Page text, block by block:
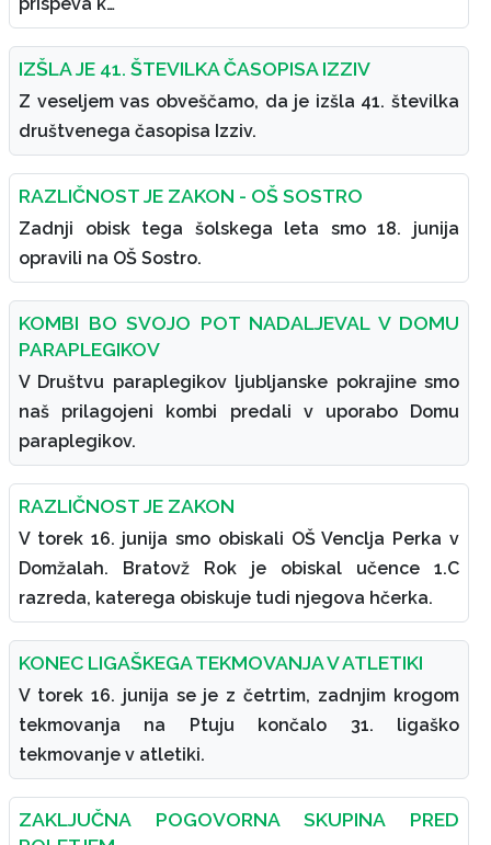
IZŠLA JE 41. ŠTEVILKA ČASOPISA IZZIV
Z veseljem vas obveščamo, da je izšla 41. številka
društvenega časopisa Izziv.
RAZLIČNOST JE ZAKON - OŠ SOSTRO
Zadnji obisk tega šolskega leta smo 18. junija
opravili na OŠ Sostro.
KOMBI BO SVOJO POT NADALJEVAL V DOMU
PARAPLEGIKOV
V Društvu paraplegikov ljubljanske pokrajine smo
naš prilagojeni kombi predali v uporabo Domu
paraplegikov.
RAZLIČNOST JE ZAKON
V torek 16. junija smo obiskali OŠ Venclja Perka v
Domžalah. Bratovž Rok je obiskal učence 1.C
razreda, katerega obiskuje tudi njegova hčerka.
KONEC LIGAŠKEGA TEKMOVANJA V ATLETIKI
V torek 16. junija se je z četrtim, zadnjim krogom
tekmovanja na Ptuju končalo 31. ligaško
tekmovanje v atletiki.
ZAKLJUČNA POGOVORNA SKUPINA PRED